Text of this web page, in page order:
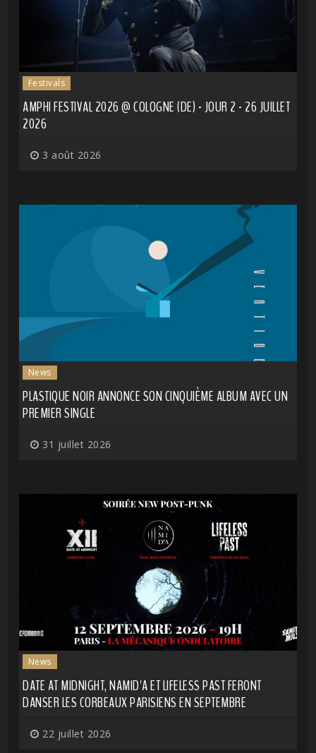
Festivals
AMPHI FESTIVAL 2026 @ COLOGNE (DE) - JOUR 2 - 26 JUILLET
2026
3 août 2026
News
PLASTIQUE NOIR ANNONCE SON CINQUIÈME ALBUM AVEC UN
PREMIER SINGLE
31 juillet 2026
News
DATE AT MIDNIGHT, NAMID'A ET LIFELESS PAST FERONT
DANSER LES CORBEAUX PARISIENS EN SEPTEMBRE
22 juillet 2026